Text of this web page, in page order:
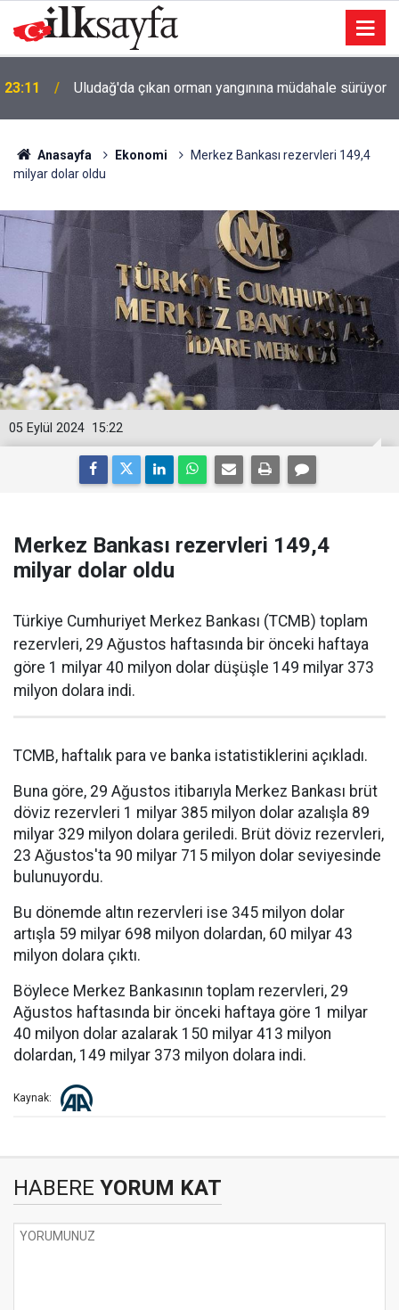
23:11 Uludağ'da çıkan orman yangınına müdahale sürüyor
Anasayfa Ekonomi
Merkez Bankası rezervleri 149,4
milyar dolar oldu
15:22
05 Eylül 2024
Merkez Bankası rezervleri 149,4
milyar dolar oldu
Türkiye Cumhuriyet Merkez Bankası (TCMB) toplam
rezervleri, 29 Ağustos haftasında bir önceki haftaya
göre 1 milyar 40 milyon dolar düşüşle 149 milyar 373
milyon dolara indi.
TCMB, haftalık para ve banka istatistiklerini açıkladı.
Buna göre, 29 Ağustos itibarıyla Merkez Bankası brüt
döviz rezervleri 1 milyar 385 milyon dolar azalışla 89
milyar 329 milyon dolara geriledi. Brüt döviz rezervleri,
23 Ağustos'ta 90 milyar 715 milyon dolar seviyesinde
bulunuyordu.
Bu dönemde altın rezervleri ise 345 milyon dolar
artışla 59 milyar 698 milyon dolardan, 60 milyar 43
milyon dolara çıktı.
Böylece Merkez Bankasının toplam rezervleri, 29
Ağustos haftasında bir önceki haftaya göre 1 milyar
40 milyon dolar azalarak 150 milyar 413 milyon
dolardan, 149 milyar 373 milyon dolara indi.
Kaynak:
HABERE YORUM KAT